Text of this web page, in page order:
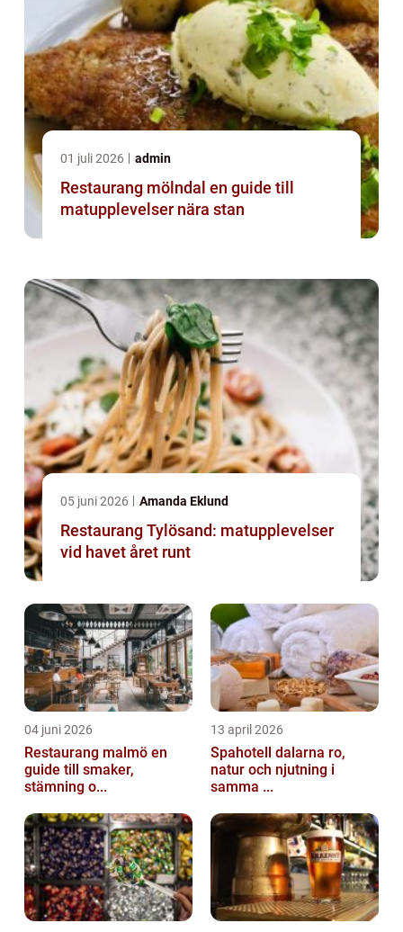
01 juli 2026 admin
Restaurang mölndal en guide till
matupplevelser nära stan
05 juni 2026 Amanda Eklund
Restaurang Tylösand: matupplevelser
vid havet året runt
04 juni 2026
Restaurang malmö en
guide till smaker,
stämning o...
13 april 2026
Spahotell dalarna ro,
natur och njutning i
samma ...